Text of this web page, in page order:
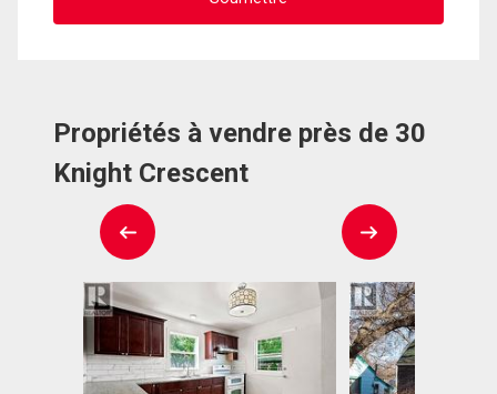
Propriétés à vendre près de 30
Knight Crescent